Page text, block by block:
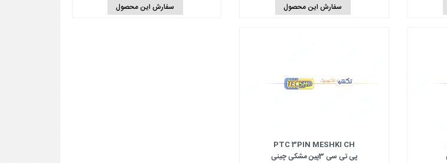
سفارش این محصول سفارش این محصول
PTC 3PIN MESHKI CH
پی تی سی 3پین مشکی چینی